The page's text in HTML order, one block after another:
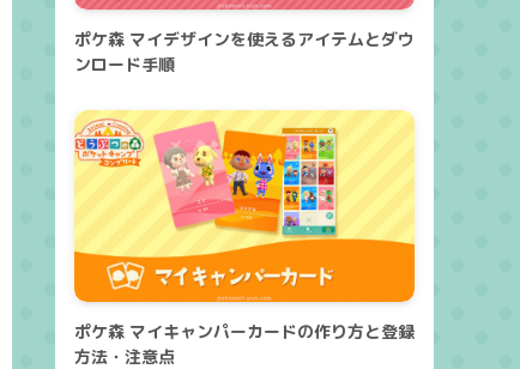
ポケ森 マイデザインを使えるアイテムとダウ
ンロード手順
ポケ森 マイキャンパーカードの作り方と登録
方法・注意点